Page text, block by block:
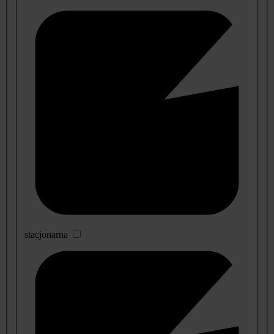
stacjonarna